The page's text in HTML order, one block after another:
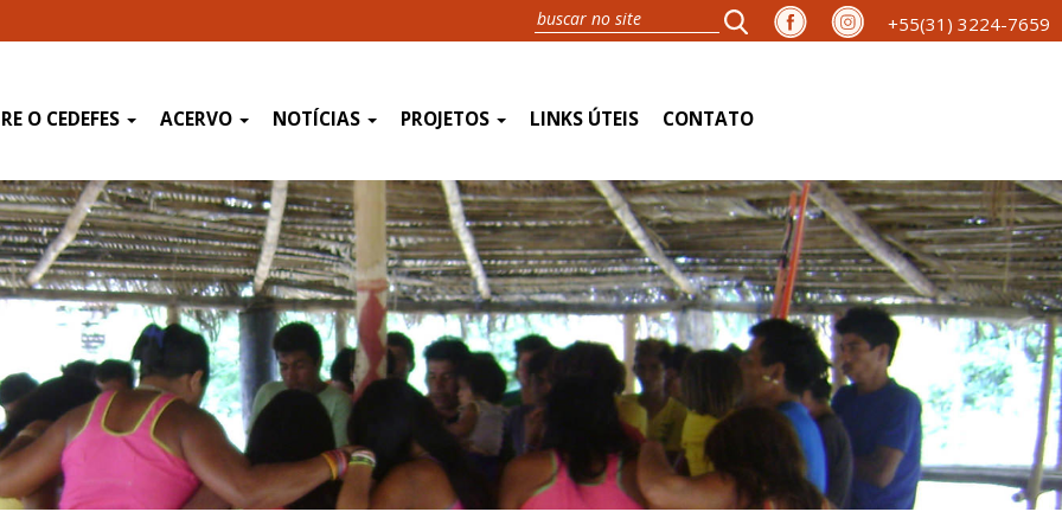
+55(31) 3224-7659
O CEDEFES ACERVO NOTÍCIAS PROJETOS LINKS ÚTEIS CONTATO